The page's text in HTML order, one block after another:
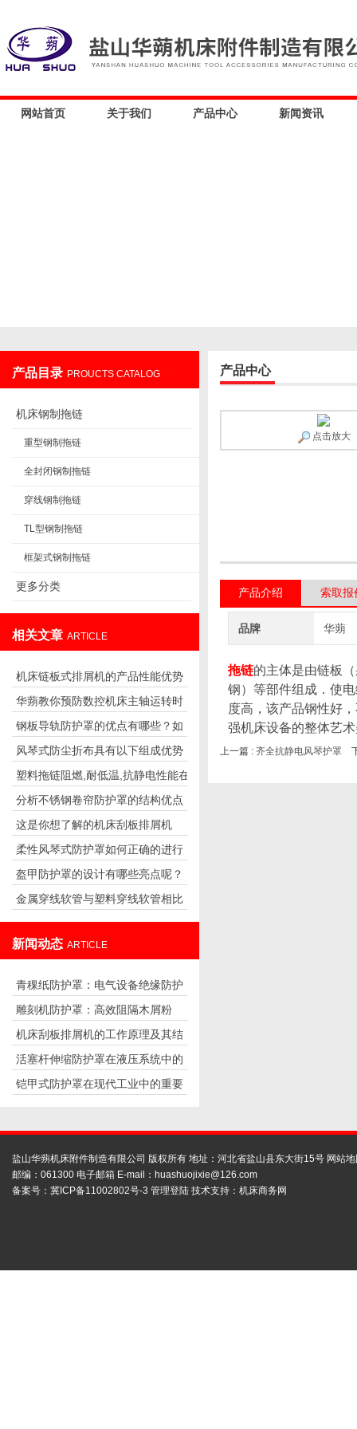
网站首页 关于我们 产品中心 新闻资讯
产品目录 PROUCTS CATALOG
机床钢制拖链
重型钢制拖链
全封闭钢制拖链
穿线钢制拖链
TL型钢制拖链
框架式钢制拖链
更多分类
相关文章 ARTICLE
机床链板式排屑机的产品性能优势
及用途
华蒴教你预防数控机床主轴运转时
的噪声
钢板导轨防护罩的优点有哪些？如
何安装？
风琴式防尘折布具有以下组成优势
塑料拖链阻燃,耐低温,抗静电性能在
实际运用中的重要性说明
分析不锈钢卷帘防护罩的结构优点
这是你想了解的机床刮板排屑机
吗？快来看看吧！
柔性风琴式防护罩如何正确的进行
安装？
盔甲防护罩的设计有哪些亮点呢？
金属穿线软管与塑料穿线软管相比
新闻动态 ARTICLE
青稞纸防护罩：电气设备绝缘防护
专用方案
雕刻机防护罩：高效阻隔木屑粉
尘，守护设备精度与安全
机床刮板排屑机的工作原理及其结
构分析
活塞杆伸缩防护罩在液压系统中的
应用
铠甲式防护罩在现代工业中的重要
产品中心
点击放大
产品介绍 索取报
品牌 华蒴
拖链的主体是由链板 （
钢） 等部件组成．使
度高，该产品钢性好
强机床设备的整体艺
上一篇 : 齐全抗静电风琴护罩
盐山华蒴机床附件制造有限公司 版权所有 地址：河北省盐山县东大街15号 网站
邮编：061300 电子邮箱 E-mail： huashuojixie@126.com
备案号： 冀ICP备11002802号-3 管理登陆 技术支持： 机床商务网